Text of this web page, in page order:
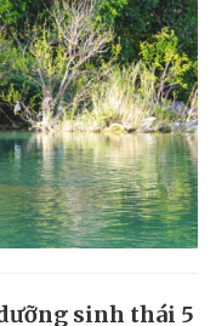
sinh thái 5